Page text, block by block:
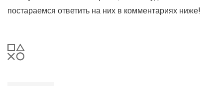
постараемся ответить на них в комментариях ниже!